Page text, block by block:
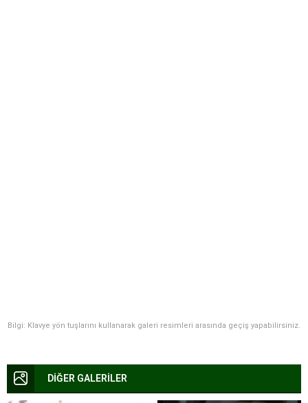
Bilgi: Klavye yön tuşlarını kullanarak galeri resimleri arasında geçiş yapabilirsiniz.
DİĞER GALERİLER